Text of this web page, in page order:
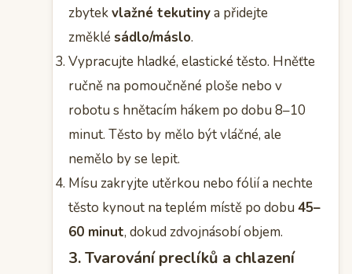
zbytekvlažné tekutinya přidejte
změklé sádlo/máslo.
Vypracujte hladké, elastické těsto. Hněťte
ručně na pomoučněné ploše nebo v
robotu s hnětacím hákem po dobu 8–10
minut. Těsto by mělo být vláčné, ale
nemělo by se lepit.
Mísu zakryjte utěrkou nebo fólií a nechte
těsto kynout na teplém místě po dobu 45–
60 minut, dokud zdvojnásobí objem.
3. Tvarování preclíků a chlazení